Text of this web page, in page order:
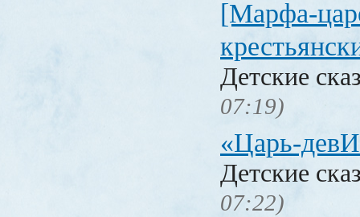
[Марфа-
Детские
07:19)
«Царь-
Детские
07:22)